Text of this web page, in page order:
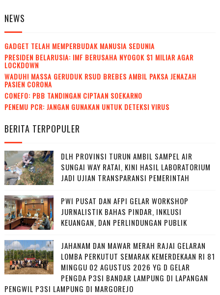
NEWS
GADGET TELAH MEMPERBUDAK MANUSIA SEDUNIA
PRESIDEN BELARUSIA: IMF BERUSAHA NYOGOK $1 MILIAR AGAR
LOCKDOWN
WADUH! MASSA GERUDUK RSUD BREBES AMBIL PAKSA JENAZAH
PASIEN CORONA
CONEFO: PBB TANDINGAN CIPTAAN SOEKARNO
PENEMU PCR: JANGAN GUNAKAN UNTUK DETEKSI VIRUS
BERITA TERPOPULER
DLH PROVINSI TURUN AMBIL SAMPEL AIR
SUNGAI WAY RATAI, KINI HASIL LABORATORIUM
JADI UJIAN TRANSPARANSI PEMERINTAH
PWI PUSAT DAN AFPI GELAR WORKSHOP
JURNALISTIK BAHAS PINDAR, INKLUSI
KEUANGAN, DAN PERLINDUNGAN PUBLIK
JAHANAM DAN MAWAR MERAH RAJAI GELARAN
LOMBA PERKUTUT SEMARAK KEMERDEKAAN RI 81
MINGGU 02 AGUSTUS 2026 YG D GELAR
PENGDA P3SI BANDAR LAMPUNG DI LAPANGAN
PENGWIL P3SI LAMPUNG DI MARGOREJO